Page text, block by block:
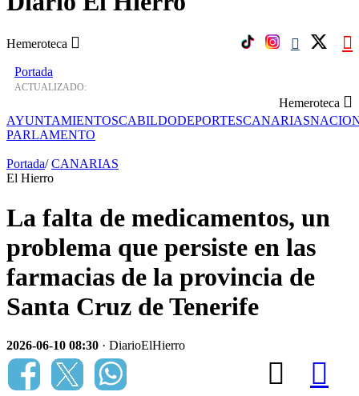
Hemeroteca
Portada
ACTUALIZADO:
Hemeroteca
AYUNTAMIENTOSCABILDODEPORTESCANARIAS
PARLAMENTO
Portada/ CANARIAS
El Hierro
La falta de medicamentos, un
problema que persiste en las
farmacias de la provincia de
Santa Cruz de Tenerife
2026-06-10 08:30 · DiarioElHierro